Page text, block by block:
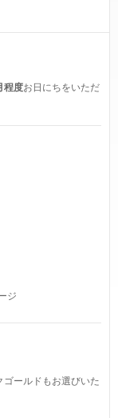
程度お日にちをいただ
ジ
ールドもお選びいた